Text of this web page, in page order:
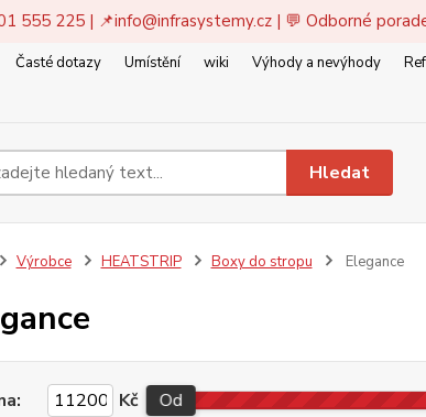
555 225 | 📌info@infrasystemy.cz| 💬 Odborné
Časté dotazy Umístění wiki Výhody a nevýhody
Hledat
Výrobce HEATSTRIP Boxy do stropu Elegance
Kč Od